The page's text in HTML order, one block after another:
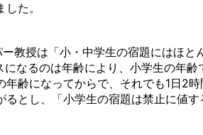
た。
授は「小・中学生の宿題にはほ
なるのは年齢により、小学生の年
齢になってからで、それでも1日2
とし、「小学生の宿題は禁止に値す